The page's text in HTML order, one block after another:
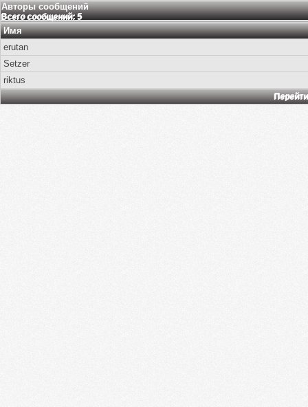
Авторы сообщений
Всего сообщений: 5
Имя
erutan
Setzer
riktus